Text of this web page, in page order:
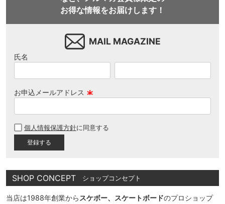
お得な情報をお届けします！
MAIL MAGAZINE
氏名
お申込メールアドレス
須
個人情報保護方針に同意する
SHOP CONCEPT ショップコンセプト
当店は1988年創業から スケボー、スケートボードのプロショップ